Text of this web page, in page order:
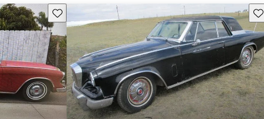
Guarda este Aviso